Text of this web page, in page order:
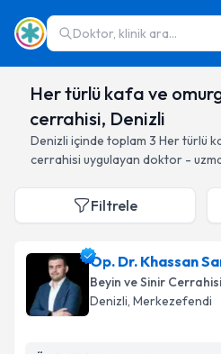
Doktor, klinik ara...
Her türlü kafa ve
cerrahisi, Denizli
Denizli içinde toplam 3 Her türlü
cerrahisi uygulayan doktor -
Filtrele
Op. Dr. Khassan
Beyin ve Sinir Cerrahisi
Denizli, Merkezefendi